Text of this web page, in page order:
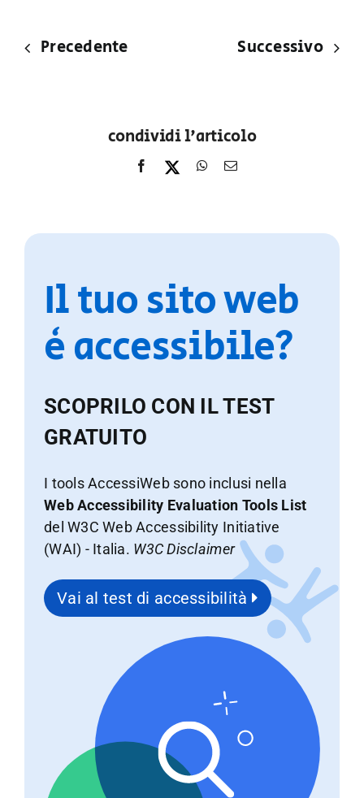
Precedente Successivo
condividi l'articolo
Il tuo sito web
è accessibile?
SCOPRILO CON IL TEST
GRATUITO
I tools AccessiWeb sono inclusi nella
Web Accessibility Evaluation Tools List
del W3C Web Accessibility Initiative
(WAI) - Italia. W3C Disclaimer
Vai al test di accessibilità